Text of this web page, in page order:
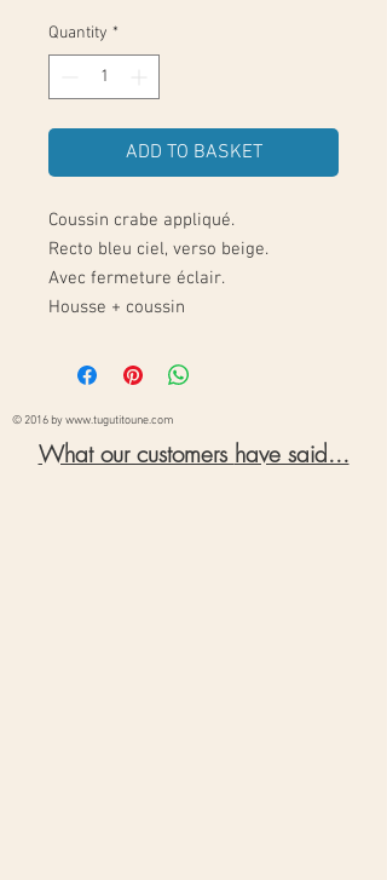
Quantity *
ADD TO BASKET
Coussin crabe appliqué.
Recto bleu ciel, verso beige.
Avec fermeture éclair.
Housse + coussin
© 2016 bywww.tugutitoune.com
What our customers have said...